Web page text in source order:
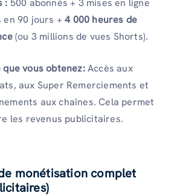
en 90 jours +4 000 heures de
(ou 3 millions de vues Shorts).
que vous obtenez:Accès aux
aux Super Remerciements et
aux chaînes. Cela permet
les revenus publicitaires.
monétisation complet